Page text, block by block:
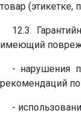
товар (этикетке,
12.3.
имеющий
- нарушения
рекомендаций по
-